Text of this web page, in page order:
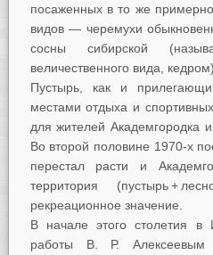
посаженных в то же
видов — черемухи
сосны сибирской
величественного вида,
Пустырь, как и
местами отдыха и
для жителей Академгородка и
Во второй половине 1970-х
перестал расти и
территория (пустырь +
рекреационное значение.
В начале этого столетия
работы В. Р.